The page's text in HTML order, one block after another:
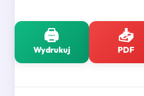
🖨️
Wydrukuj
📥
PDF